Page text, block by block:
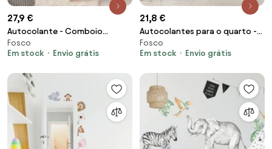
27,9 €
Autocolante - Comboio
contente
Fosco
Em stock
Envio grátis
21,8 €
Autocolantes para o quarto -
Unicórnios
Fosco
Em stock
Envio grátis